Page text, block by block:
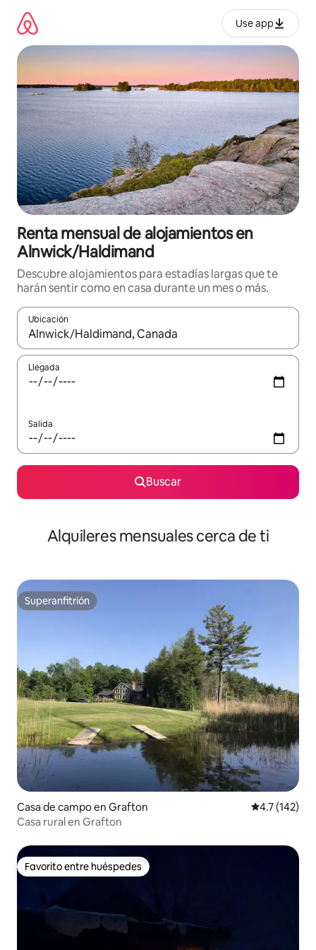
contenido
Use app
Renta mensual de alojamientos en
Alnwick/Haldimand
Descubre alojamientos para estadías largas que te
harán sentir como en casa durante un mes o más.
Ubicación
Cuando los resultados estén disponibles, navega con las
Llegada
Salida
Buscar
Alquileres mensuales cerca de ti
Superanfitrión
Superanfitrión
Casa de campo en Grafton Calificación
4.7 (142)
Casa rural en Grafton
Favorito entre huéspedes
Favorito entre huéspedes